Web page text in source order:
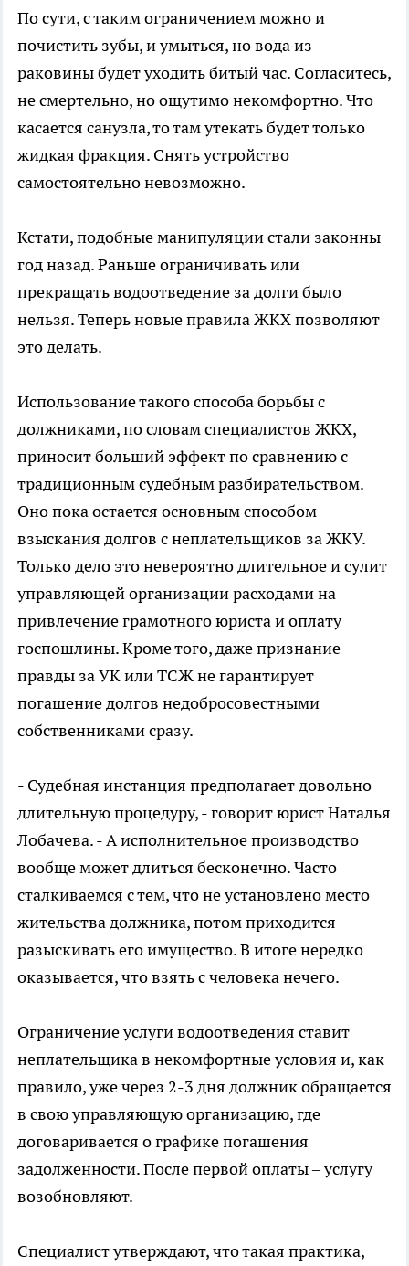
По сути, с таким ограничением можно и
почистить зубы, и умыться, но вода из
раковины будет уходить битый час. Согласитесь,
не смертельно, но ощутимо некомфортно. Что
касается санузла, то там утекать будет только
жидкая фракция. Снять устройство
самостоятельно невозможно.
Кстати, подобные манипуляции стали законны
год назад. Раньше ограничивать или
прекращать водоотведение за долги было
нельзя. Теперь новые правила ЖКХ позволяют
это делать.
Использование такого способа борьбы с
должниками, по словам специалистов ЖКХ,
приносит больший эффект по сравнению с
традиционным судебным разбирательством.
Оно пока остается основным способом
взыскания долгов с неплательщиков за ЖКУ.
Только дело это невероятно длительное и сулит
управляющей организации расходами на
привлечение грамотного юриста и оплату
госпошлины. Кроме того, даже признание
правды за УК или ТСЖ не гарантирует
погашение долгов недобросовестными
собственниками сразу.
- Судебная инстанция предполагает довольно
длительную процедуру, - говорит юрист Наталья
Лобачева. - А исполнительное производство
вообще может длиться бесконечно. Часто
сталкиваемся с тем, что не установлено место
жительства должника, потом приходится
разыскивать его имущество. В итоге нередко
оказывается, что взять с человека нечего.
Ограничение услуги водоотведения ставит
неплательщика в некомфортные условия и, как
правило, уже через 2-3 дня должник обращается
в свою управляющую организацию, где
договаривается о графике погашения
задолженности. После первой оплаты – услугу
возобновляют.
Специалист утверждают, что такая практика,